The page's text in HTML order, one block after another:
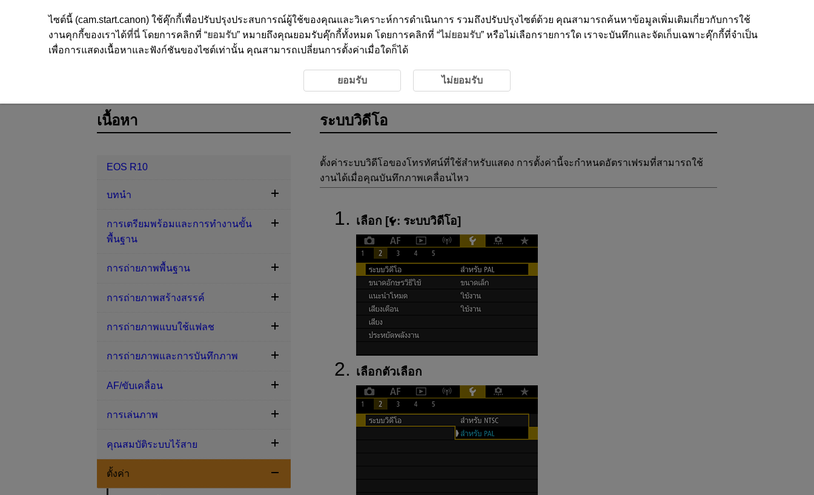
ระบบวิดีโอ
ตั้งค่าระบบวิดีโอของโทรทัศน์ที่ใช้สำหรับแสดง การตั้งค่านี้จะกำหนดอัตราเฟรมที่สามารถใช้
งานได้เมื่อคุณบันทึกภาพเคลื่อนไหว
เลือก [ : ระบบวิดีโอ]
เลือกตัวเลือก
เนื้อหา
EOS R10
บทนำ
การเตรียมพร้อมและการทำงานขั้น
พื้นฐาน
การถ่ายภาพพื้นฐาน
การถ่ายภาพสร้างสรรค์
การถ่ายภาพแบบใช้แฟลช
การถ่ายภาพและการบันทึกภาพ
AF/ขับเคลื่อน
การเล่นภาพ
คุณสมบัติระบบไร้สาย
ตั้งค่า
ไซต์นี้ (cam.start.canon) ใช้คุ๊กกี้เพื่อปรับปรุงประสบการณ์ผู้ใช้ของคุณและวิเคราะห์การดำเนินการ รวมถึงปรับปรุงไซต์ด้วย คุณสามารถค้นหาข้อมูลเพิ่มเติมเกี่ยวกับการใช้
งานคุกกี้ของเราได้ที่นี่โดยการคลิกที่ “ยอมรับ” หมายถึงคุณยอมรับคุ๊กกี้ทั้งหมด โดยการคลิกที่ “ไม่ยอมรับ” หรือไม่เลือกรายการใด เราจะบันทึกและจัดเก็บเฉพาะคุ๊กกี้ที่จำเป็น
เพื่อการแสดงเนื้อหาและฟังก์ชันของไซต์เท่านั้น คุณสามารถเปลี่ยนการตั้งค่าเมื่อใดก็ได้
ยอมรับ ไม่ยอมรับ